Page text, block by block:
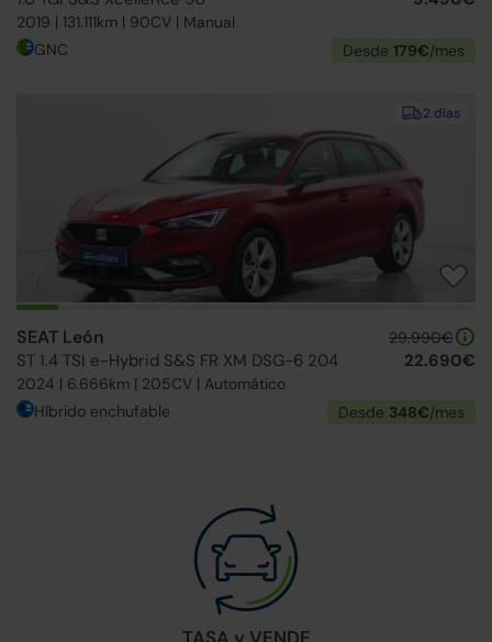
2019 | 131.111km | 90CV | Manual
GNC Desde 179€/mes
2 días
SEAT León
ST 1.4 TSI e-Hybrid S&S FR XM DSG-6 204
2024 | 6.666km | 205CV | Automático
29.990€
22.690€
Híbrido enchufable Desde 348€/mes